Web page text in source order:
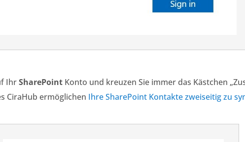
IhrSharePoint Konto und kreuzen Sie immer das Kästchen
CiraHub ermöglichen Ihre SharePoint Kontakte zweiseitig zu